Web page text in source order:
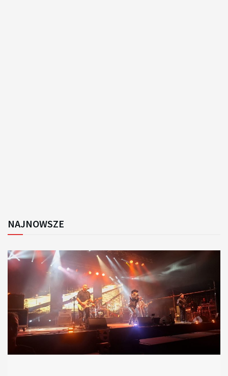
NAJNOWSZE